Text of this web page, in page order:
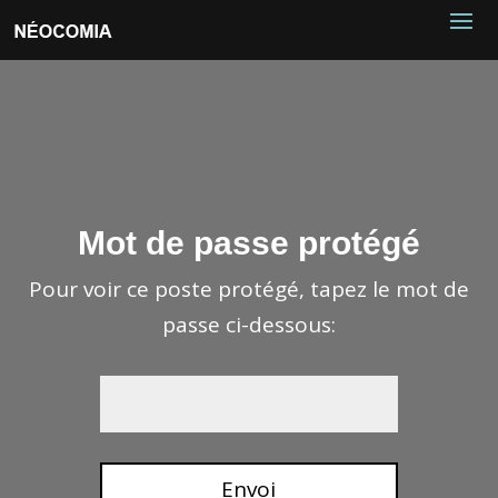
Mot de passe protégé
Pour voir ce poste protégé, tapez le mot de
passe ci-dessous:
Envoi